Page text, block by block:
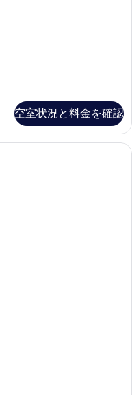
空室状況と料金を確認